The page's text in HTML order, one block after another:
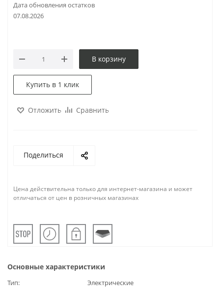
Дата обновления остатков
07.08.2026
В корзину
Купить в 1 клик
Отложить Сравнить
Поделиться
Цена действительна только для интернет-магазина и может
отличаться от цен в розничных магазинах
Основные характеристики
Тип
Электрические